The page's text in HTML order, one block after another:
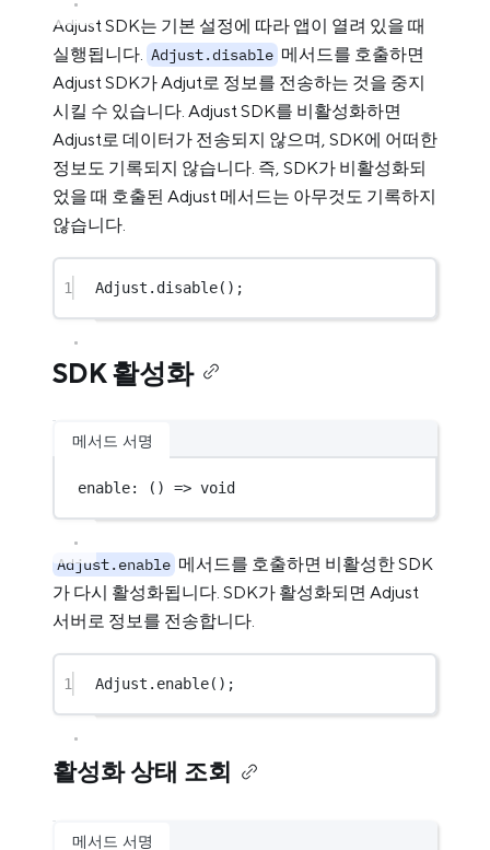
Adjust SDK는 기본 설정에 따라 앱이 열려 있을 때
실행됩니다. Adjust.disable 메서드를 호출하면
Adjust SDK가 Adjut로 정보를 전송하는 것을 중지
시킬 수 있습니다. Adjust SDK를 비활성화하면
Adjust로 데이터가 전송되지 않으며, SDK에 어떠한
정보도 기록되지 않습니다. 즉, SDK가 비활성화되
었을 때 호출된 Adjust 메서드는 아무것도 기록하지
않습니다.
1 Adjust. disable();
SDK 활성화
메서드 서명
enable: () => void
Adjust.enable 메서드를 호출하면 비활성한 SDK
가 다시 활성화됩니다. SDK가 활성화되면 Adjust
서버로 정보를 전송합니다.
1 Adjust. enable();
활성화 상태 조회
메서드 서명